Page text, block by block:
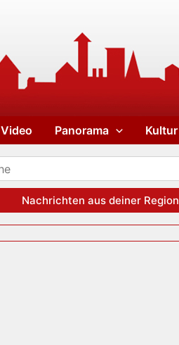
Video Panorama Kultur
Nachrichten aus deiner Region